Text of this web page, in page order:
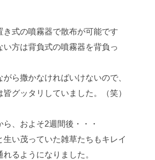
き式の噴霧器で散布が可能です
い方は背負式の噴霧器を背負っ
ら撒かなければいけないので、
グッタリしていました。（笑）
、およそ2週間後・・・
生い茂っていた雑草たちもキレイ
るようになりました。